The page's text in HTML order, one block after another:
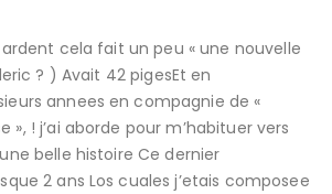
cela fait un peu « une nouvelle
? ) Avait 42 pigesEt en
annees en compagnie de «
», ! j’ai aborde pour m’habituer vers
belle histoire Ce dernier
2 ans Los cuales j’etais composee